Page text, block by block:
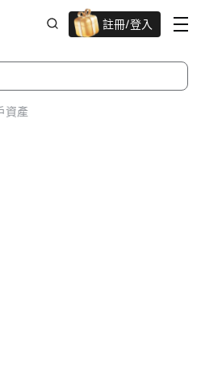
註冊/登入
迎新驚喜賞 股票/BTC等任你揀!
資產